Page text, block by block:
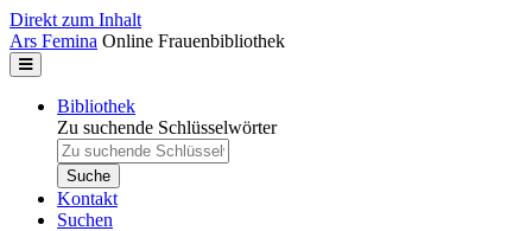
Direkt zum Inhalt
Ars Femina Online Frauenbibliothek
Bibliothek
Zu suchende Schlüsselwörter
Kontakt
Suchen